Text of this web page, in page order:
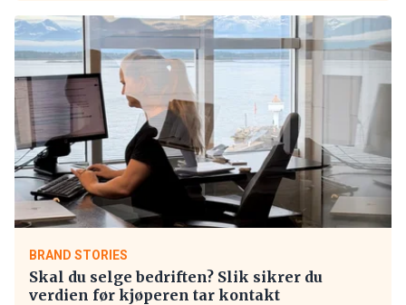
BRAND STORIES
Skal du selge bedriften? Slik sikrer du
verdien før kjøperen tar kontakt